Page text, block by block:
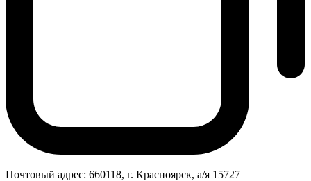
Почтовый адрес: 660118, г. Красноярск, а/я 15727